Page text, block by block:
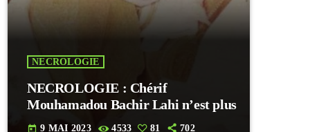
NECROLOGIE
NECROLOGIE : Chérif
Mouhamadou Bachir Lahi n’est plus
today 9 MAI 2023 4533 81 702